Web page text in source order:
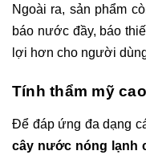
Ngoài ra, sản phẩm
báo nước đầy, báo
lợi hơn cho người
Tính thẩm mỹ cao
Để đáp ứng đa dạng
cây nước nóng lạnh